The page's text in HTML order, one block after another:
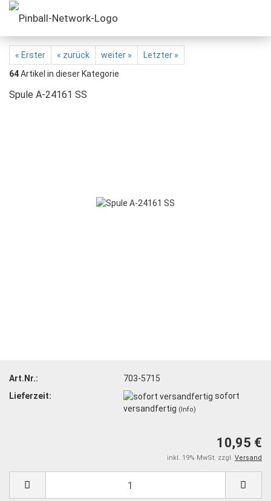
« Erster « zurück weiter »
Letzter »
64Artikel in dieser Kategorie
Spule A-24161 SS
Art.Nr.:
703-5715
Lieferzeit:
sofort
versandfertig (Info)
10,95 €
inkl. 19% MwSt. zzgl. Versand